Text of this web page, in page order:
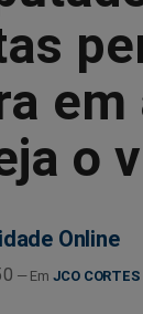
em
o
Online
JCO CORTES